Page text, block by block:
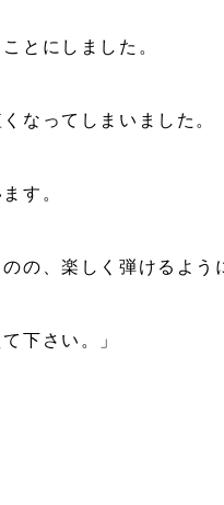
とにしました。
なってしまいました。
す。
の、楽しく弾けるよう
下さい。」